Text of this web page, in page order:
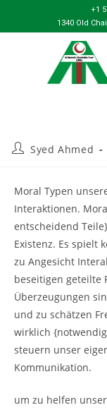
+1
1340 Old
Syed Ahmed
Moral Typen
Interaktionen.
entscheidend
Existenz. Es spielt
zu Angesicht
beseitigen geteilte
Überzeugungen
und zu schätzen
wirklich
steuern unser
Kommunikation.
um zu helfen